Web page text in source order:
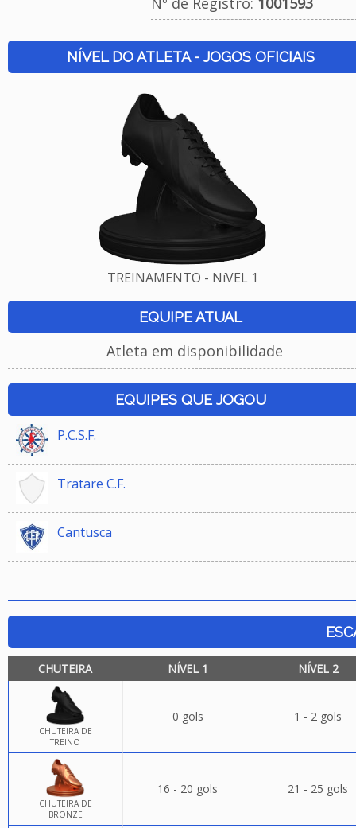
NÍVEL DO ATLETA - JOGOS OFICIAIS
TREINAMENTO - NíVEL 1
EQUIPE ATUAL
Atleta em disponibilidade
EQUIPES QUE JOGOU
P.C.S.F.
Tratare C.F.
Cantusca
CHUTEIRA NÍVEL 1 NÍVEL 2
CHUTEIRA DE
TREINO
0 gols 1 - 2 gols
CHUTEIRA DE
BRONZE
16 - 20 gols 21 - 25 gols